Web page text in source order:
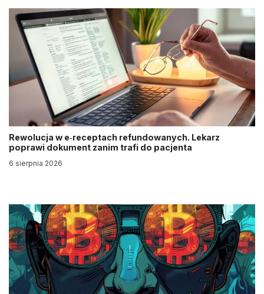
Rewolucja w e‑receptach refundowanych. Lekarz
poprawi dokument zanim trafi do pacjenta
6 sierpnia 2026